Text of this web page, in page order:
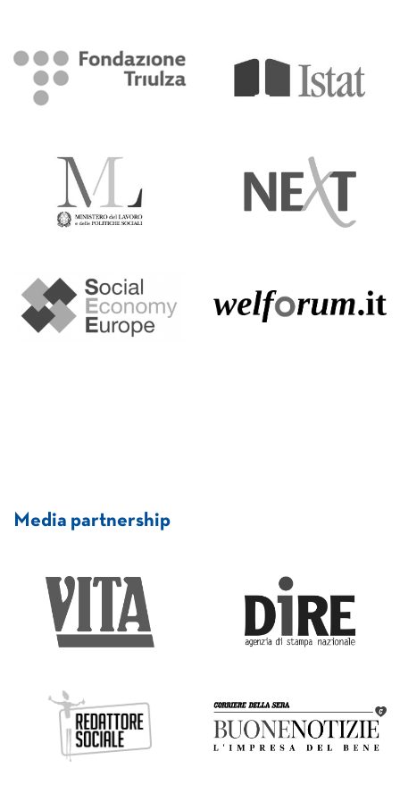
Media partnership